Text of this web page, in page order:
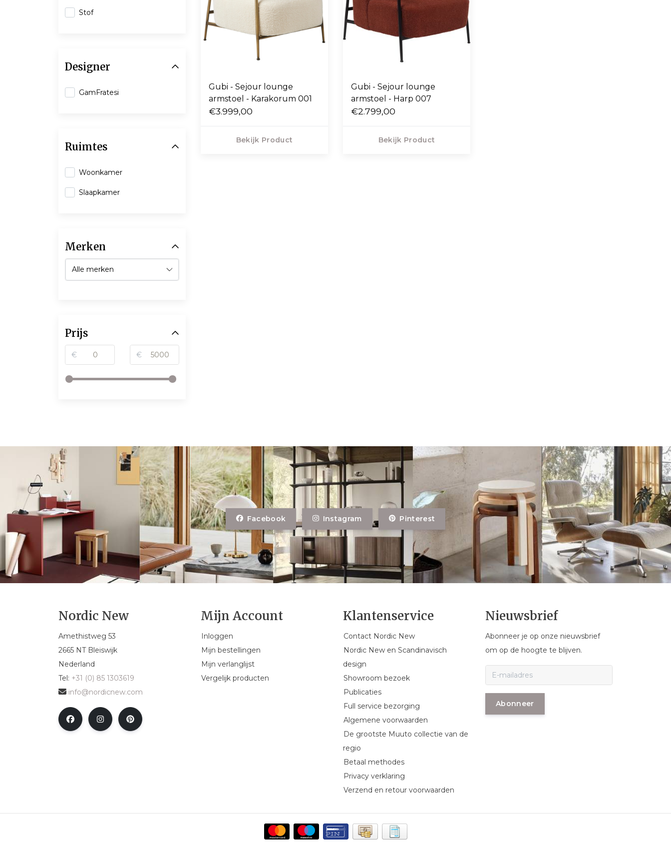
Gubi - Sejour lounge
armstoel - Karakorum 001
€3.999,00
Bekijk Product
Gubi - Sejour lounge
armstoel - Harp 007
€2.799,00
Bekijk Product
Stof
Designer
GamFratesi
Ruimtes
Woonkamer
Slaapkamer
Merken
Prijs
€ €
Facebook Instagram Pinterest
Nordic New
Amethistweg 53
2665 NT Bleiswijk
Nederland
Tel: +31 (0) 85 1303619
info@nordicnew.com
Mijn Account
Inloggen
Mijn bestellingen
Mijn verlanglijst
Vergelijk producten
Klantenservice
Contact Nordic New
Nordic New en Scandinavisch
design
Showroom bezoek
Publicaties
Full service bezorging
Algemene voorwaarden
De grootste Muuto collectie van de
regio
Betaal methodes
Privacy verklaring
Verzend en retour voorwaarden
Nieuwsbrief
Abonneer je op onze nieuwsbrief
om op de hoogte te blijven.
Abonneer